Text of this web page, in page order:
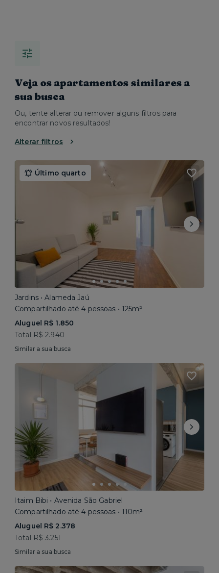
Veja os apartamentos similares a
sua busca
Ou, tente alterar ou remover alguns filtros para
encontrar novos resultados!
Alterar filtros
Último quarto
Jardins • Alameda Jaú
Compartilhado até 4 pessoas • 125m²
Aluguel R$ 1.850
Total R$ 2.940
Similar a sua busca
Itaim Bibi • Avenida São Gabriel
Compartilhado até 4 pessoas • 110m²
Aluguel R$ 2.378
Total R$ 3.251
Similar a sua busca